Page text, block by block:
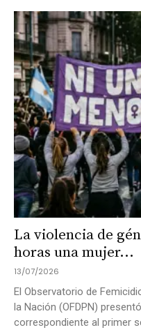
La violencia de
horas una mujer...
13/07/2026
El Observatorio de
la Nación (OFDPN)
correspondiente al primer